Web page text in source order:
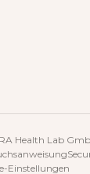
Health Lab
Einstellungen